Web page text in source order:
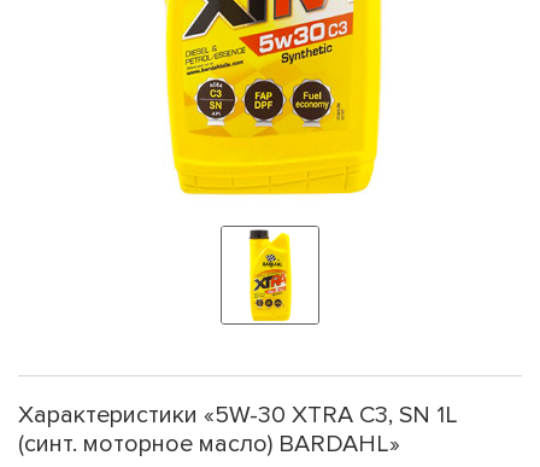
Характеристики «5W-30 XTRA C3, SN 1L
(синт. моторное масло) BARDAHL»